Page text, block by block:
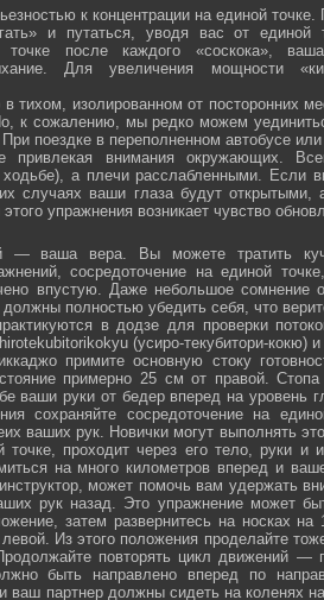
к концентрации на единой точке.
и путаться, уводя вас от
после каждого «соскока»,
Для увеличения мощности
тихом, изолированном от посторонних
к сожалению, мы редко можем
поездке в переполненном автобусе
привлекая внимания окружающих.
а плечи расслабленными. Если
случаях ваши глаза будут открытыми,
упражнения возникает чувство
— ваша вера. Вы можете тратить
сосредоточение на единой
впустую. Даже небольшое сомнение
полностью убедить себя, что
в додзе для проверки
(усиро-текубитори-кокю) и
примите основную стоку
примерно 25 см от правой.
ваши руки от бедер вперед на уровень
сохраняйте сосредоточение на
ваших рук. Новички могут выполнять
точке, проходит через его тело, руки и
на много километров вперед и
может помочь вам удержать
рук назад. Это упражнение может
затем развернитесь на носках
Из этого положения проделайте
повторять цикл движений
быть направлено вперед по
ваш партнер должны сидеть на коленях